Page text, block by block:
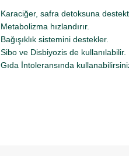
Karaciğer, safra detoksuna
Metabolizma hızlandırır.
Bağışıklık sistemini destekler.
Sibo ve Disbiyozis de kullanılabilir.
Gıda İntoleransında